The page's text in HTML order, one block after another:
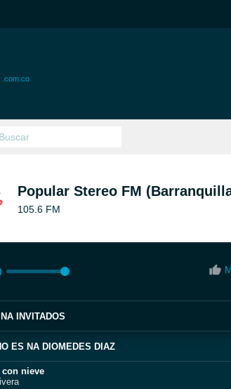
.com.co
Popular Stereo FM
105.6 FM
INVITADOS
ES NA DIOMEDES DIAZ
con nieve